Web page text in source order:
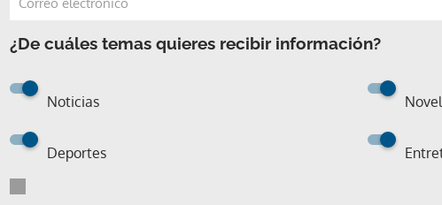
¿De cuáles temas quieres recibir información?
Noticias
Deportes